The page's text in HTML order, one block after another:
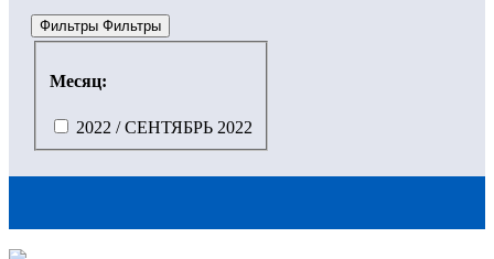
Фильтры Фильтры
Месяц:
2022 / СЕНТЯБРЬ 2022